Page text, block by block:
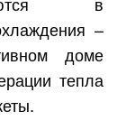
–
доме
тепла